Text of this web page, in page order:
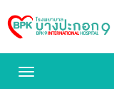
Bangpakok
Hospital
Toggle